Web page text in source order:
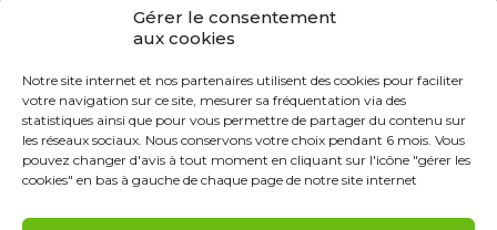
Gérer le consentement
aux cookies
Notre site internet et nos partenaires utilisent des cookies pour faciliter
votre navigation sur ce site, mesurer sa fréquentation via des
statistiques ainsi que pour vous permettre de partager du contenu sur
les réseaux sociaux. Nous conservons votre choix pendant 6 mois. Vous
pouvez changer d'avis à tout moment en cliquant sur l'icône "gérer les
cookies" en bas à gauche de chaque page de notre site internet